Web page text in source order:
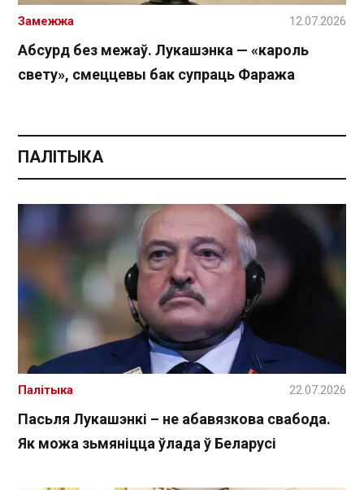
Абсурд без межаў. Лукашэнка — «кароль
свету», смеццевы бак супраць Фаража
Замежжа 12.07.2026
ПАЛІТЫКА
Пасьля Лукашэнкі – не абавязкова свабода.
Як можа зьмяніцца ўлада ў Беларусі
Палітыка 22.07.2026